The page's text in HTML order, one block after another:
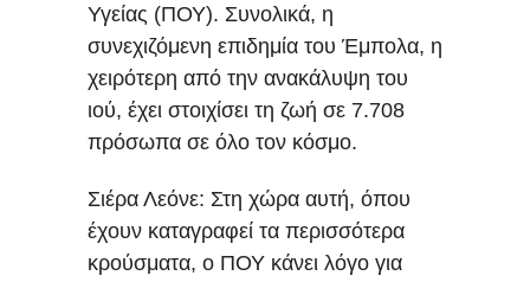
Υγείας (ΠΟΥ). Συνολικά, η
συνεχιζόμενη επιδημία του Έμπολα, η
χειρότερη από την ανακάλυψη του
ιού, έχει στοιχίσει τη ζωή σε 7.708
πρόσωπα σε όλο τον κόσμο.
Σιέρα Λεόνε: Στη χώρα αυτή, όπου
έχουν καταγραφεί τα περισσότερα
κρούσματα, ο ΠΟΥ κάνει λόγο για